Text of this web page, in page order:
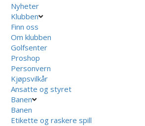
Nyheter
Klubben
Finn oss
Om klubben
Golfsenter
Proshop
Personvern
Kjøpsvilkår
Ansatte og styret
Banen
Banen
Etikette og raskere spill